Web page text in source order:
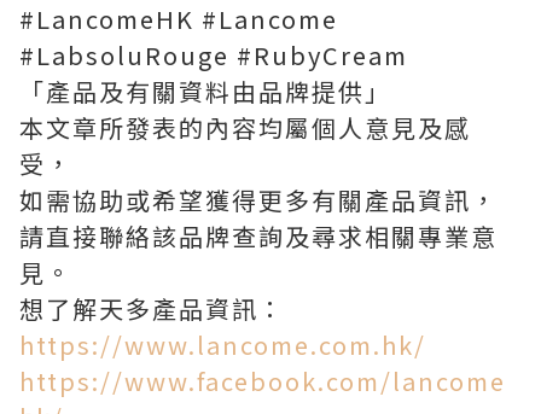
#LancomeHK #Lancome
#LabsoluRouge #RubyCream
「產品及有關資料由品牌提供」
本文章所發表的內容均屬個人意見及感
受，
如需協助或希望獲得更多有關產品資訊，
請直接聯絡該品牌查詢及尋求相關專業意
見。
想了解天多產品資訊：
https://www.lancome.com.hk/
https://www.facebook.com/lancome